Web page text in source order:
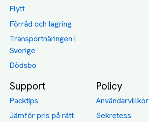
Flytt
Förråd och lagring
Transportnäringen i
Sverige
Dödsbo
Support
Packtips
Jämför pris på rätt
Policy
Användarvillkor
Sekretess